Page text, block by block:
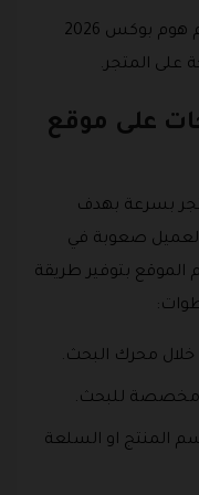
سوف تتمكن من تطبيق كود خصم هوم بوكس 2026
على المتجر.
على موقع
بسرعة بهدف
العميل صعوبة في
الموقع بتوفير طريقة
محرك البحث.
مخصصة للبحث.
المنتج او السلعة